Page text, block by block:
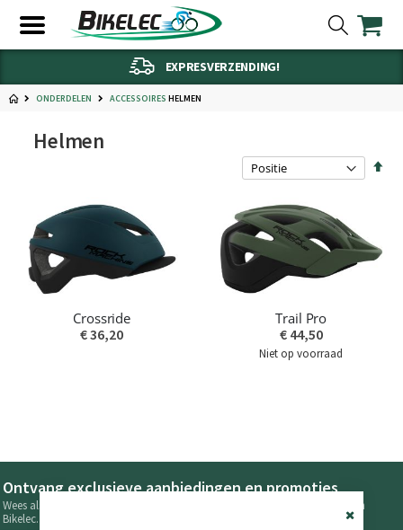
EXPRESVERZENDING!
ONDERDELEN ACCESSOIRES HELMEN
Helmen
Van
Crossride
€ 36,20
Trail Pro
€ 44,50
Niet op voorraad
Ontvang exclusieve aanbiedingen en promoties
Wees als eerste op de hoogte van de laatste nieuwtjes en aanbiedingen van
Bikelec.